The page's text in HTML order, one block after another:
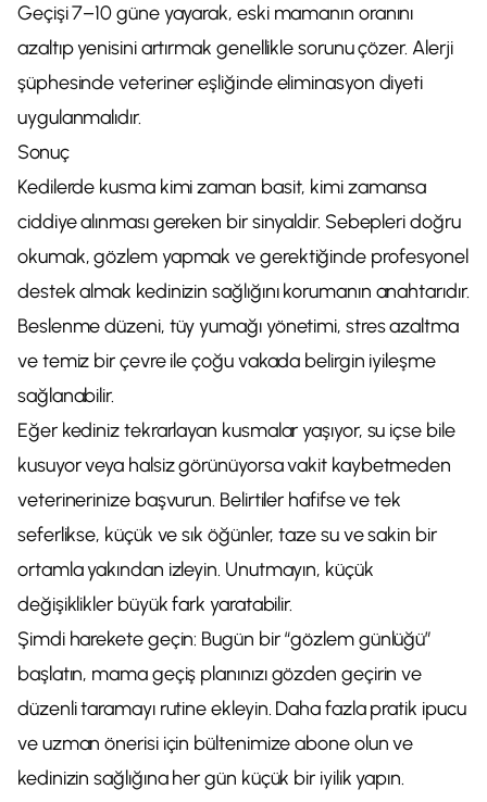
Geçişi 7–10 güne yayarak, eski mamanın oranını
azaltıp yenisini artırmak genellikle sorunu çözer. Alerji
şüphesinde veteriner eşliğinde eliminasyon diyeti
uygulanmalıdır.
Sonuç
Kedilerde kusma kimi zaman basit, kimi zamansa
ciddiye alınması gereken bir sinyaldir. Sebepleri doğru
okumak, gözlem yapmak ve gerektiğinde profesyonel
destek almak kedinizin sağlığını korumanın anahtarıdır.
Beslenme düzeni, tüy yumağı yönetimi, stres azaltma
ve temiz bir çevre ile çoğu vakada belirgin iyileşme
sağlanabilir.
Eğer kediniz tekrarlayan kusmalar yaşıyor, su içse bile
kusuyor veya halsiz görünüyorsa vakit kaybetmeden
veterinerinize başvurun. Belirtiler hafifse ve tek
seferlikse, küçük ve sık öğünler, taze su ve sakin bir
ortamla yakından izleyin. Unutmayın, küçük
değişiklikler büyük fark yaratabilir.
Şimdi harekete geçin: Bugün bir “gözlem günlüğü”
başlatın, mama geçiş planınızı gözden geçirin ve
düzenli taramayı rutine ekleyin. Daha fazla pratik ipucu
ve uzman önerisi için bültenimize abone olun ve
kedinizin sağlığına her gün küçük bir iyilik yapın.